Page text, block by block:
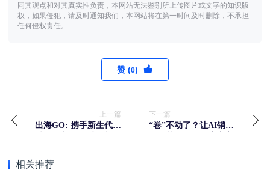
同其观点和对其真实性负责，本网站无法鉴别所上传图片或文字的知识版
权，如果侵犯，请及时通知我们，本网站将在第一时间及时删除，不承担
任何侵权责任。
赞 (0)
上一篇
出海GO: 携手新生代接
下一篇
“卷”不动了？让AI销售
相关推荐